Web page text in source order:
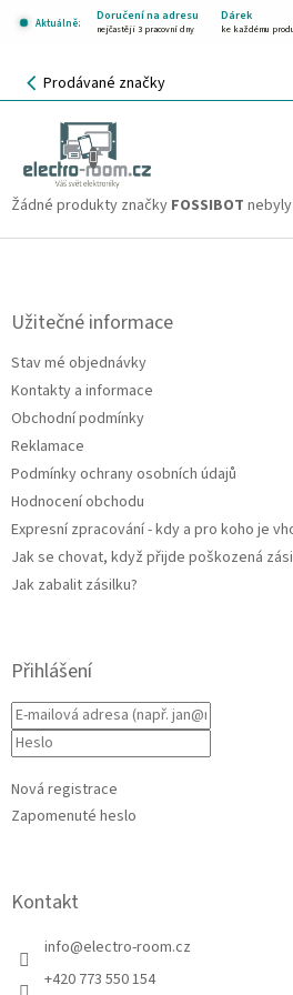
Aktuálně:
Doručení na adresu Dárek
nejčastěji 3 pracovní dny ke každému
NÁKUPNÍ
KOŠÍK
Prodávané značky
FOSSIBOT
Žádné produkty značky FOSSIBOT
Z
Užitečné informace
Stav mé objednávky
Kontakty a informace
Obchodní podmínky
Reklamace
Podmínky ochrany osobních údajů
Hodnocení obchodu
Expresní zpracování - kdy a pro koho je
Jak se chovat, když přijde poškozená
Jak zabalit zásilku?
Přihlášení
Nová registrace
Zapomenuté heslo
Kontakt
info@electro-room.cz
+420 773 550 154